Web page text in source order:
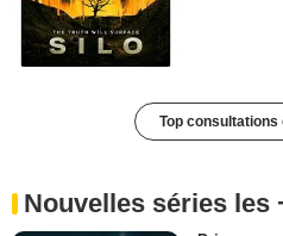
Top consultations
Nouvelles séries les